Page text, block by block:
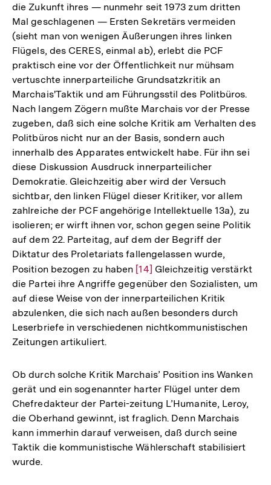
die Zukunft ihres — nunmehr seit 1973 zum dritten
Mal geschlagenen — Ersten Sekretärs vermeiden
(sieht man von wenigen Äußerungen ihres linken
Flügels, des CERES, einmal ab), erlebt die PCF
praktisch eine vor der Öffentlichkeit nur mühsam
vertuschte innerparteiliche Grundsatzkritik an
Marchais'Taktik und am Führungsstil des Politbüros.
Nach langem Zögern mußte Marchais vor der Presse
zugeben, daß sich eine solche Kritik am Verhalten des
Politbüros nicht nur an der Basis, sondern auch
innerhalb des Apparates entwickelt habe. Für ihn sei
diese Diskussion Ausdruck innerparteilicher
Demokratie. Gleichzeitig aber wird der Versuch
sichtbar, den linken Flügel dieser Kritiker, vor allem
zahlreiche der PCF angehörige Intellektuelle 13a), zu
isolieren; er wirft ihnen vor, schon gegen seine Politik
auf dem 22. Parteitag, auf dem der Begriff der
Diktatur des Proletariats fallengelassen wurde,
Position bezogen zu haben Zur
Auflösung
der
Fußnote
[14] Gleichzeitig verstärkt
die Partei ihre Angriffe gegenüber den Sozialisten, um
auf diese Weise von der innerparteilichen Kritik
abzulenken, die sich nach außen besonders durch
Leserbriefe in verschiedenen nichtkommunistischen
Zeitungen artikuliert.
Ob durch solche Kritik Marchais’ Position ins Wanken
gerät und ein sogenannter harter Flügel unter dem
Chefredakteur der Partei-zeitung L’Humanite, Leroy,
die Oberhand gewinnt, ist fraglich. Denn Marchais
kann immerhin darauf verweisen, daß durch seine
Taktik die kommunistische Wählerschaft stabilisiert
wurde.